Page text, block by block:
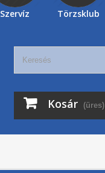
Szervíz Törzsklub
Kosár (üres)